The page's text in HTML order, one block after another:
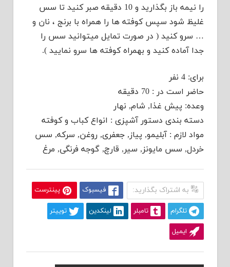
را نیمه باز بگذارید و 10 دقیقه صبر کنید تا سس
غلیظ شود سپس کوفته ها را همراه با برنج ، نان و
… سرو کنید ( در صورت تمایل میتوانید سس را
جدا آماده کنید و بهمراه کوفته ها سرو نمایید ).
برای: 4 نفر
حاضر است در : 70 دقیقه
وعده: پیش غذا, شام, نهار
دسته بندی دستور آشپزی : انواع کباب و کوفته
مواد لازم : آبلیمو, پیاز, جعفری, روغن, سرکه, سس
خردل, سس مایونز, سیر, قارچ, گوجه فرنگی, مرغ
به اشتراک بگذارید: فیسبوک پینترست
تلگرام تامبلر لینکدین توییتر
ایمیل